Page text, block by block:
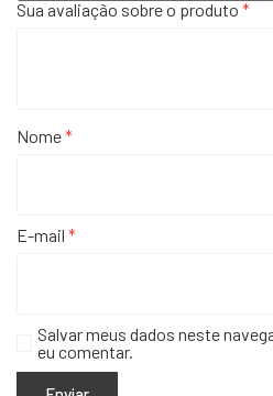
Sua avaliação sobre o produto *
Nome*
E-mail *
Salvar meus dados neste
eu comentar.